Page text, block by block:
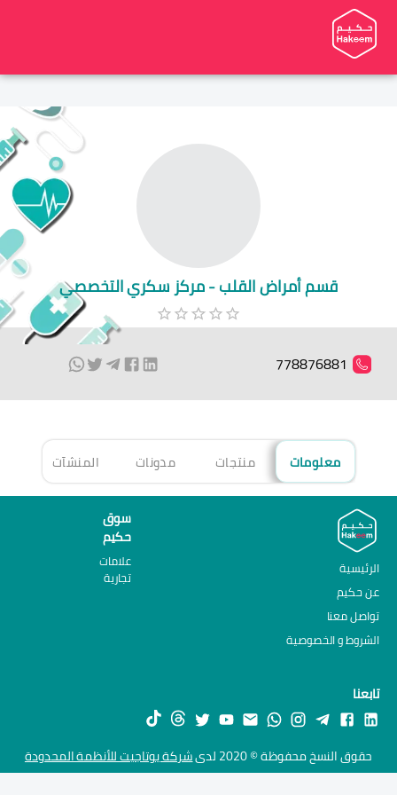
قسم أمراض القلب - مركز سكري التخصصي
778876881
معلومات منتجات مدونات المنشآت
الرئيسية
عن حكيم
تواصل معنا
الشروط و الخصوصية
سوق
حكيم
علامات
تجارية
تابعنا
حقوق النسخ محفوظة © 2020 لدى شركة يوتاجيت للأنظمة المحدودة